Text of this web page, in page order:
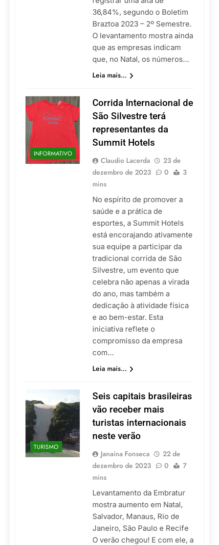
36,84%, segundo o Boletim
Braztoa 2023 – 2º Semestre.
O levantamento mostra ainda
que as empresas indicam
que, no Natal, os números…
Leia mais...
INFORMATIVO
Corrida Internacional de
São Silvestre terá
representantes da
Summit Hotels
Claudio Lacerda
23 de
dezembro de 2023
0
3
mins
No espírito de promover a
saúde e a prática de
esportes, a Summit Hotels
está encorajando ativamente
sua equipe a participar da
tradicional corrida de São
Silvestre, um evento que
celebra não apenas a virada
do ano, mas também a
dedicação à atividade física
e ao bem-estar. Esta
iniciativa reflete o
compromisso da empresa
com…
Leia mais...
TURISMO
Seis capitais brasileiras
vão receber mais
turistas internacionais
neste verão
Janaína Fonseca
22 de
dezembro de 2023
0
7
mins
Levantamento da Embratur
mostra aumento em Natal,
Salvador, Manaus, Rio de
Janeiro, São Paulo e Recife
O verão chegou! E com ele, a